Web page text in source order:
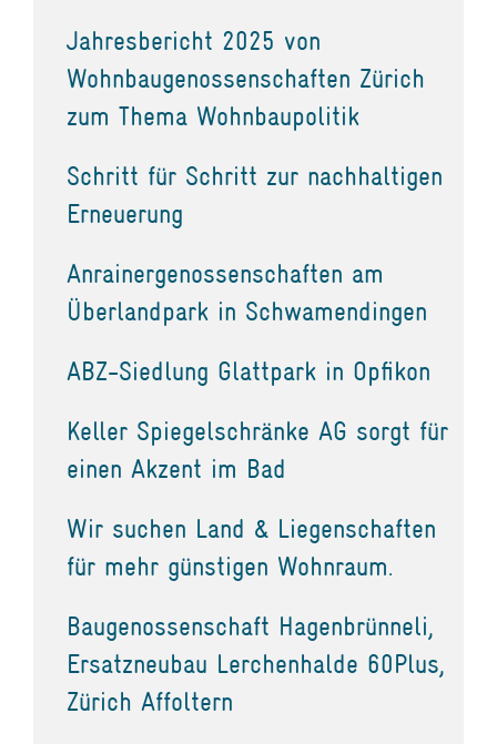
Jahresbericht 2025 von
Wohnbaugenossenschaften Zürich
zum Thema Wohnbaupolitik
Schritt für Schritt zur nachhaltigen
Erneuerung
Anrainergenossenschaften am
Überlandpark in Schwamendingen
ABZ-Siedlung Glattpark in Opfikon
Keller Spiegelschränke AG sorgt für
einen Akzent im Bad
Wir suchen Land & Liegenschaften
für mehr günstigen Wohnraum.
Baugenossenschaft Hagenbrünneli,
Ersatzneubau Lerchenhalde 60Plus,
Zürich Affoltern